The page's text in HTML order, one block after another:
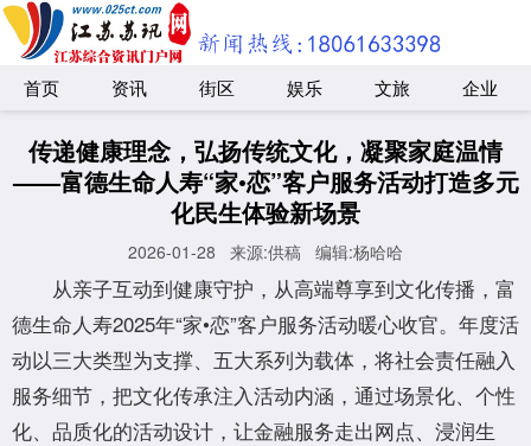
首页 资讯 街区 娱乐 文旅 企业
传递健康理念，弘扬传统文化，凝聚家庭温情
——富德生命人寿“家•恋”客户服务活动打造多元
化民生体验新场景
2026-01-28 来源:供稿 编辑:杨哈哈
从亲子互动到健康守护，从高端尊享到文化传播，富
德生命人寿2025年“家•恋”客户服务活动暖心收官。年度活
动以三大类型为支撑、五大系列为载体，将社会责任融入
服务细节，把文化传承注入活动内涵，通过场景化、个性
化、品质化的活动设计，让金融服务走出网点、浸润生